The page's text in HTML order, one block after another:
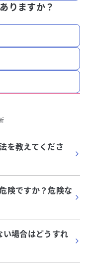
りますか？
を教えてくださ
険ですか？危険な
い場合はどうすれ